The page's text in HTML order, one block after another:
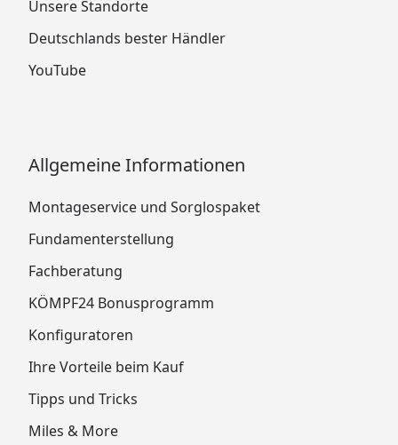
Unsere Standorte
Deutschlands bester Händler
YouTube
Allgemeine Informationen
Montageservice und Sorglospaket
Fundamenterstellung
Fachberatung
KÖMPF24 Bonusprogramm
Konfiguratoren
Ihre Vorteile beim Kauf
Tipps und Tricks
Miles & More